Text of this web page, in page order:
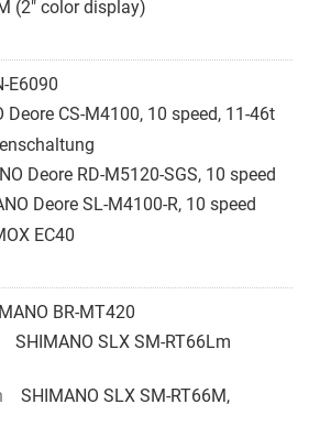
(2" color display)
E6090
Deore CS-M4100, 10 speed, 11-46t
Deore RD-M5120-SGS, 10 speed
Deore SL-M4100-R, 10 speed
EC40
BR-MT420
SHIMANO SLX SM-RT66Lm
SHIMANO SLX SM-RT66M,